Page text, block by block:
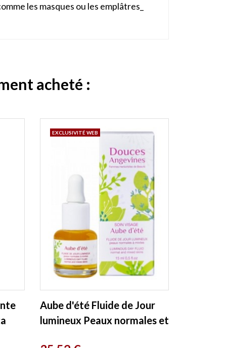
les masques ou les emplâtres_
acheté :
Aube d'été Fluide de Jour
lumineux Peaux normales et
EXCLUSIVITÉ WEB